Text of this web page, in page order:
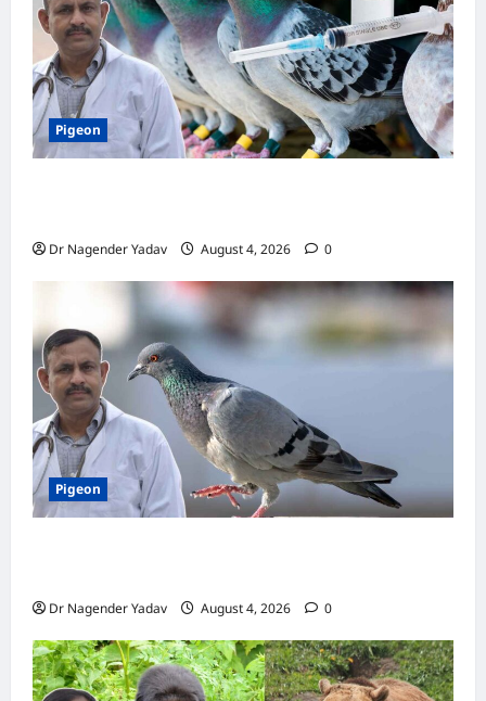
Pigeon
Dr Nagender Yadav August 4, 2026 0
Pigeon
Dr Nagender Yadav August 4, 2026 0